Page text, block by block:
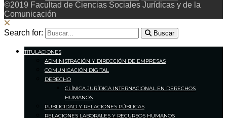
©2019 Facultad de Ciencias Sociales Jurídicas y de la
Comunicación
Search for: Buscar
TITULACIONES
ADMINISTRACIÓN Y DIRECCIÓN DE EMPRESAS
COMUNICACIÓN DIGITAL
DERECHO
CLÍNICA JURÍDICA INTERNACIONAL EN DERECHOS
HUMANOS
PUBLICIDAD Y RELACIONES PÚBLICAS
RELACIONES LABORALES Y RECURSOS HUMANOS